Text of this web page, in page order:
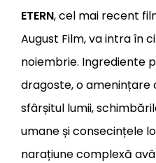
ETERN, cel mai recent
August Film, va intra în
noiembrie. Ingrediente
dragoste, o
sfârșitul lumii,
umane și consecințele
narațiune complexă